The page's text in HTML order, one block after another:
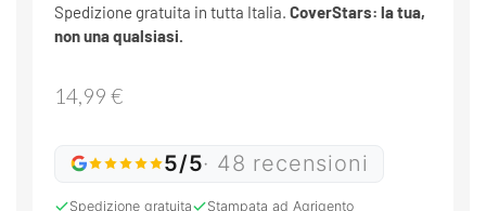
Spedizione gratuita in tutta Italia. CoverStars: la tua,
non una qualsiasi.
14,99 €
5/5· 48 recensioni
Spedizione gratuita
Stampata ad Agrigento